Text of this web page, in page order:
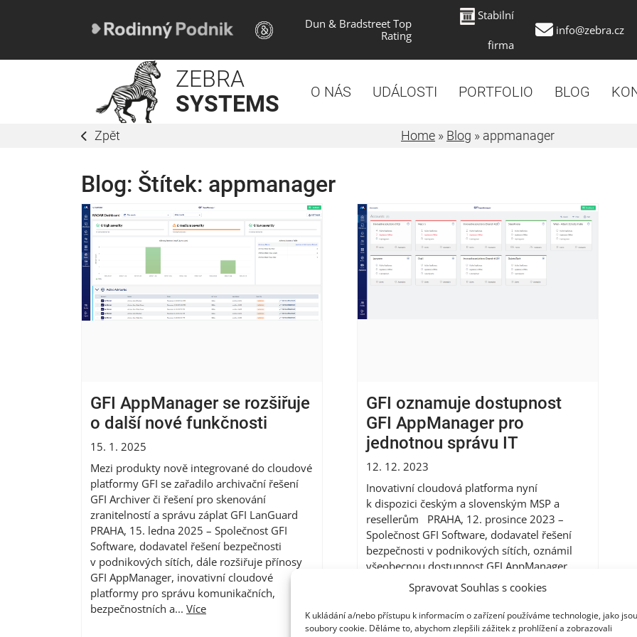
Spravovat Souhlas s cookies
K ukládání a/nebo přístupu k informacím o zařízení používáme technologie, jako jsou
soubory cookie. Děláme to, abychom zlepšili zážitek z prohlížení a zobrazovali
Dun & Bradstreet Top
Rating
Stabilní
firma
info@zebra.cz
ZEBRA
SYSTEMS
O NÁS UDÁLOSTI PORTFOLIO BLOG
Zpět Home » Blog » appmanager
Blog: Štítek: appmanager
GFI AppManager se rozšiřuje
o další nové funkčnosti
15. 1. 2025
Mezi produkty nově integrované do cloudové
platformy GFI se zařadilo archivační řešení
GFI Archiver či řešení pro skenování
zranitelností a správu záplat GFI LanGuard
PRAHA, 15. ledna 2025 – Společnost GFI
Software, dodavatel řešení bezpečnosti
v podnikových sítích, dále rozšiřuje přínosy
GFI AppManager, inovativní cloudové
platformy pro správu komunikačních,
bezpečnostních a... Více
GFI oznamuje dostupnost
GFI AppManager pro
jednotnou správu IT
12. 12. 2023
Inovativní cloudová platforma nyní
k dispozici českým a slovenským MSP a
resellerům PRAHA, 12. prosince 2023 –
Společnost GFI Software, dodavatel řešení
bezpečnosti v podnikových sítích, oznámil
všeobecnou dostupnost GFI AppManager,
inovativní cloudové platformy pro správu
komunikačních, bezpečnostních a síťových
nástrojů z jednoho centrálního panelu.
Řešení umožňuje partnerům využít jedno